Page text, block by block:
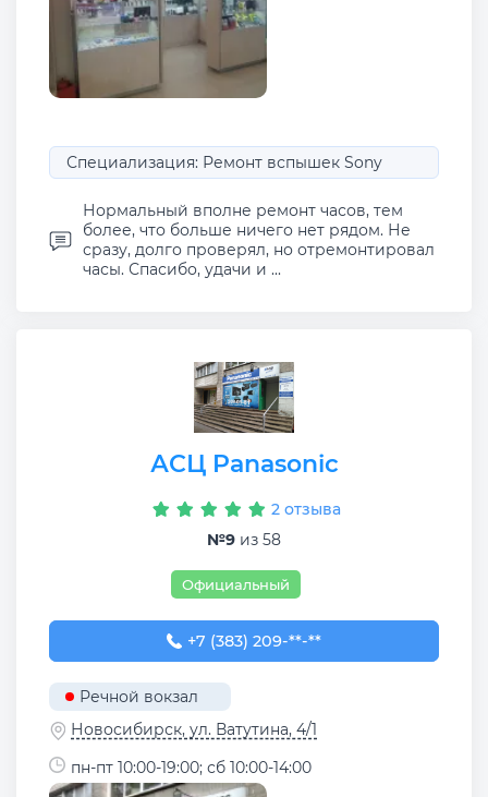
Специализация: Ремонт вспышек Sony
Нормальный вполне ремонт часов, тем
более, что больше ничего нет рядом. Не
сразу, долго проверял, но отремонтировал
часы. Спасибо, удачи и ...
АСЦ Panasonic
2 отзыва
№9 из 58
Официальный
+7 (383) 209-01-81
+7 (383) 209-**-**
Речной вокзал
Новосибирск, ул. Ватутина, 4/1
пн-пт 10:00-19:00; сб 10:00-14:00